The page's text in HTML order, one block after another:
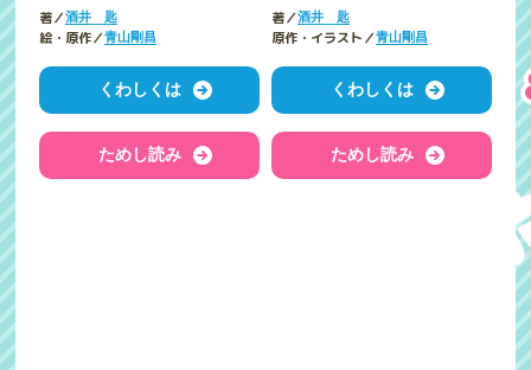
著／酒井 匙
絵・原作／青山剛昌
くわしくは
ためし読み
著／酒井 匙
原作・イラスト／青山剛昌
くわしくは
ためし読み